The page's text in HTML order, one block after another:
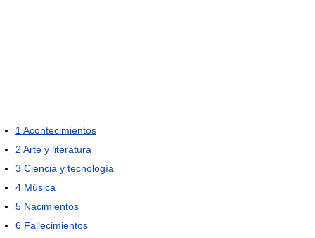
1 Acontecimientos
2 Arte y literatura
3 Ciencia y tecnología
4 Música
5 Nacimientos
6 Fallecimientos